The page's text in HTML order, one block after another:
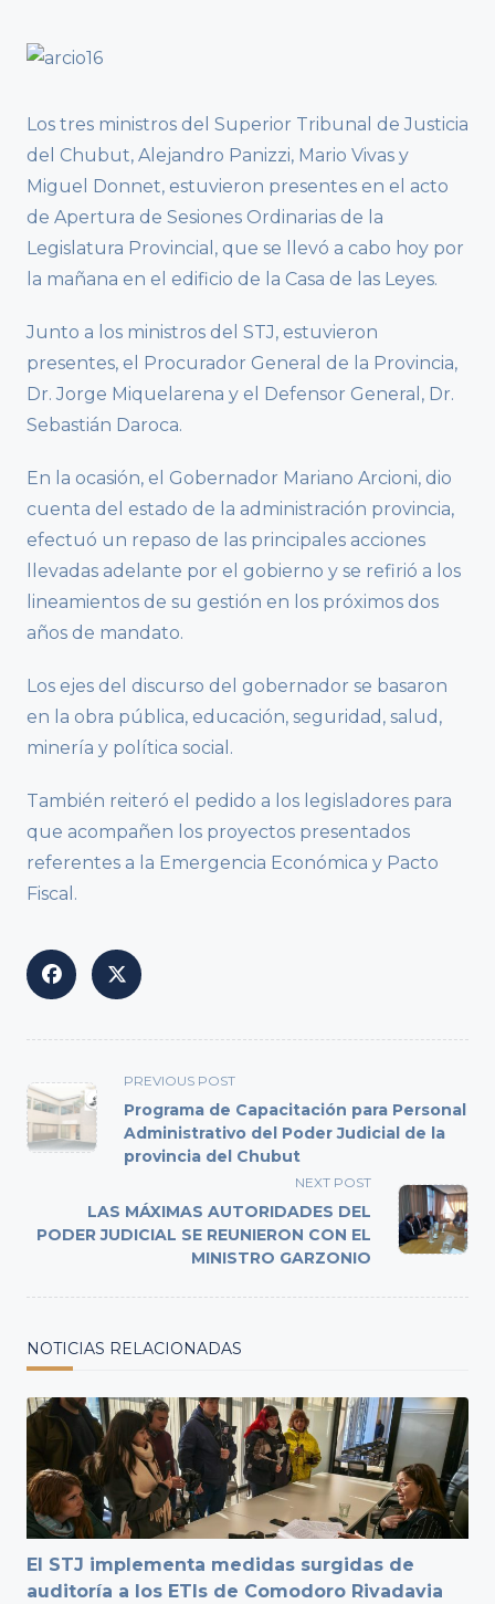
Los tres ministros del Superior Tribunal de Justicia
del Chubut, Alejandro Panizzi, Mario Vivas y
Miguel Donnet, estuvieron presentes en el acto
de Apertura de Sesiones Ordinarias de la
Legislatura Provincial, que se llevó a cabo hoy por
la mañana en el edificio de la Casa de las Leyes.
Junto a los ministros del STJ, estuvieron
presentes, el Procurador General de la Provincia,
Dr. Jorge Miquelarena y el Defensor General, Dr.
Sebastián Daroca.
En la ocasión, el Gobernador Mariano Arcioni, dio
cuenta del estado de la administración provincia,
efectuó un repaso de las principales acciones
llevadas adelante por el gobierno y se refirió a los
lineamientos de su gestión en los próximos dos
años de mandato.
Los ejes del discurso del gobernador se basaron
en la obra pública, educación, seguridad, salud,
minería y política social.
También reiteró el pedido a los legisladores para
que acompañen los proyectos presentados
referentes a la Emergencia Económica y Pacto
Fiscal.
<span
class="nav-
subtitle
screen-
text">Page</span>
PREVIOUS POST
Programa de Capacitación para Personal
Administrativo del Poder Judicial de la
provincia del Chubut
NEXT POST
LAS MÁXIMAS AUTORIDADES DEL
PODER JUDICIAL SE REUNIERON CON EL
MINISTRO GARZONIO
NOTICIAS RELACIONADAS
El STJ implementa medidas surgidas de
auditoría a los ETIs de Comodoro Rivadavia